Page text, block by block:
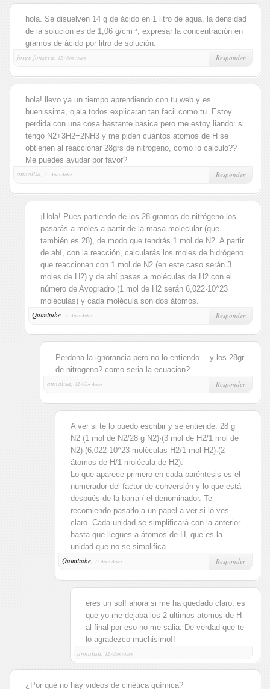
hola. Se disuelven 14 g de ácido en 1 litro de agua, la densidad
de la solución es de 1,06 g/cm ³, expresar la concentración en
gramos de ácido por litro de solución.
jorge fonseca,
12 Años Antes Responder
hola! llevo ya un tiempo aprendiendo con tu web y es
buenissima, ojala todos explicaran tan facil como tu. Estoy
perdida con una cosa bastante basica pero me estoy liando: si
tengo N2+3H2=2NH3 y me piden cuantos atomos de H se
obtienen al reaccionar 28grs de nitrogeno, como lo calculo??
Me puedes ayudar por favor?
annalisa,
12 Años Antes Responder
¡Hola! Pues partiendo de los 28 gramos de nitrógeno los
pasarás a moles a partir de la masa molecular (que
también es 28), de modo que tendrás 1 mol de N2. A partir
de ahí, con la reacción, calcularás los moles de hidrógeno
que reaccionan con 1 mol de N2 (en este caso serán 3
moles de H2) y de ahí pasas a moléculas de H2 con el
número de Avogradro (1 mol de H2 serán 6,022·10^23
moléculas) y cada molécula son dos átomos.
Quimitube, 12 Años Antes Responder
Perdona la ignorancia pero no lo entiendo….y los 28gr
de nitrogeno? como seria la ecuacion?
annalisa,
12 Años Antes Responder
A ver si te lo puedo escribir y se entiende: 28 g
N2 (1 mol de N2/28 g N2)·(3 mol de H2/1 mol de
N2)·(6,022·10^23 moléculas H2/1 mol H2)·(2
átomos de H/1 molécula de H2).
Lo que aparece primero en cada paréntesis es el
numerador del factor de conversión y lo que está
después de la barra / el denominador. Te
recomiendo pasarlo a un papel a ver si lo ves
claro. Cada unidad se simplificará con la anterior
hasta que llegues a átomos de H, que es la
unidad que no se simplifica.
Quimitube, 12 Años Antes Responder
eres un sol! ahora si me ha quedado claro, es
que yo me dejaba los 2 ultimos atomos de H
al final por eso no me salia. De verdad que te
lo agradezco muchisimo!!
annalisa,
12 Años Antes
¿Por qué no hay videos de cinética química?